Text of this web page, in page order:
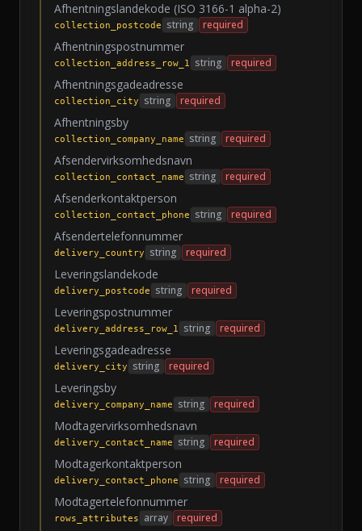
Afhentningslandekode (ISO 3166-1 alpha-2)
collection_postcode string required
Afhentningspostnummer
collection_address_row_1 string required
Afhentningsgadeadresse
collection_city string required
Afhentningsby
collection_company_name string required
Afsendervirksomhedsnavn
collection_contact_name string required
Afsenderkontaktperson
collection_contact_phone string required
Afsendertelefonnummer
delivery_country string required
Leveringslandekode
delivery_postcode string required
Leveringspostnummer
delivery_address_row_1 string required
Leveringsgadeadresse
delivery_city string required
Leveringsby
delivery_company_name string required
Modtagervirksomhedsnavn
delivery_contact_name string required
Modtagerkontaktperson
delivery_contact_phone string required
Modtagertelefonnummer
rows_attributes array required